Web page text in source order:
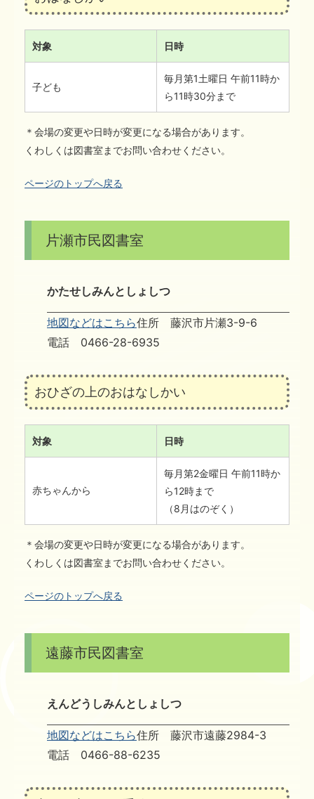
対象 日時
子ども
毎月第1土曜日 午前11時か
ら11時30分まで
＊会場の変更や日時が変更になる場合があります。
くわしくは図書室までお問い合わせください。
ページのトップへ戻る
片瀬市民図書室
かたせしみんとしょしつ
地図などはこちら住所 藤沢市片瀬3-9-6
電話 0466-28-6935
おひざの上のおはなしかい
対象 日時
赤ちゃんから
毎月第2金曜日 午前11時か
ら12時まで
（8月はのぞく）
＊会場の変更や日時が変更になる場合があります。
くわしくは図書室までお問い合わせください。
ページのトップへ戻る
遠藤市民図書室
えんどうしみんとしょしつ
地図などはこちら住所 藤沢市遠藤2984-3
電話 0466-88-6235